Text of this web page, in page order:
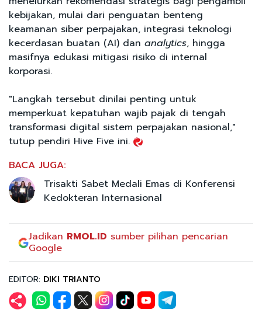
kebijakan, mulai dari penguatan benteng
keamanan siber perpajakan, integrasi teknologi
kecerdasan buatan (AI) dan analytics, hingga
masifnya edukasi mitigasi risiko di internal
korporasi.
"Langkah tersebut dinilai penting untuk
memperkuat kepatuhan wajib pajak di tengah
transformasi digital sistem perpajakan nasional,"
tutup pendiri Hive Five ini.
BACA JUGA:
Trisakti Sabet Medali Emas di Konferensi
Kedokteran Internasional
Jadikan RMOL.ID sumber pilihan pencarian
Google
EDITOR: DIKI TRIANTO